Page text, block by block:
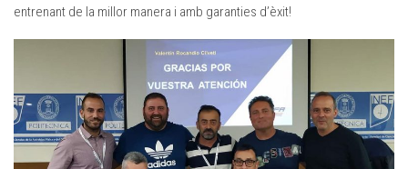
entrenant de la millor manera i amb garanties d’èxit!